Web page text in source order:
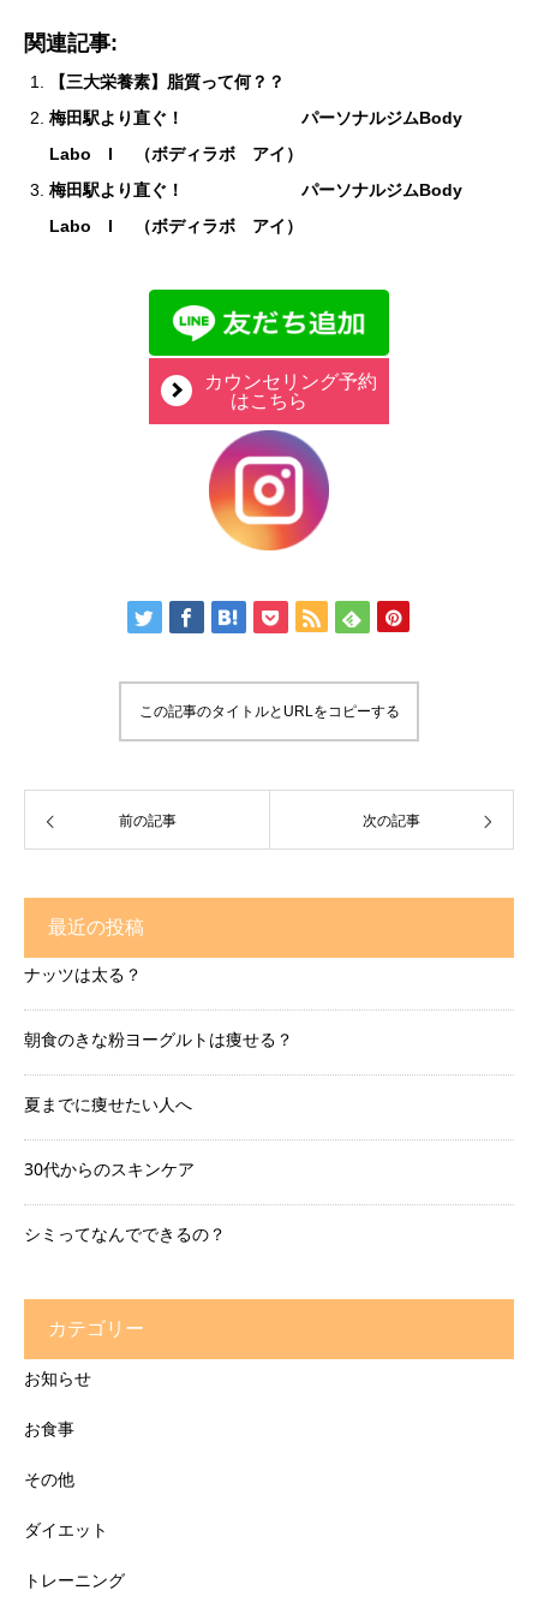
関連記事:
【三大栄養素】脂質って何？？
梅田駅より直ぐ！ パーソナルジムBody
Labo I （ボディラボ アイ）
梅田駅より直ぐ！ パーソナルジムBody
Labo I （ボディラボ アイ）
カウンセリング予約
はこちら
この記事のタイトルとURLをコピーする
前の記事 次の記事
最近の投稿
ナッツは太る？
朝食のきな粉ヨーグルトは痩せる？
夏までに痩せたい人へ
30代からのスキンケア
シミってなんでできるの？
カテゴリー
お知らせ
お食事
その他
ダイエット
トレーニング